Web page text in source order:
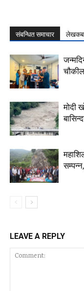
संबन्धित समाचार
मोदी
LEAVE A REPLY